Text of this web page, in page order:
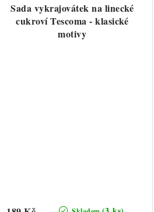
Sada vykrajovátek na linecké
cukroví Tescoma - klasické
motivy